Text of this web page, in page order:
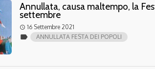
Annullata, causa maltempo, la
settembre
access_time 16 Settembre 2021
label ANNULLATA FESTA DEI POPOLI